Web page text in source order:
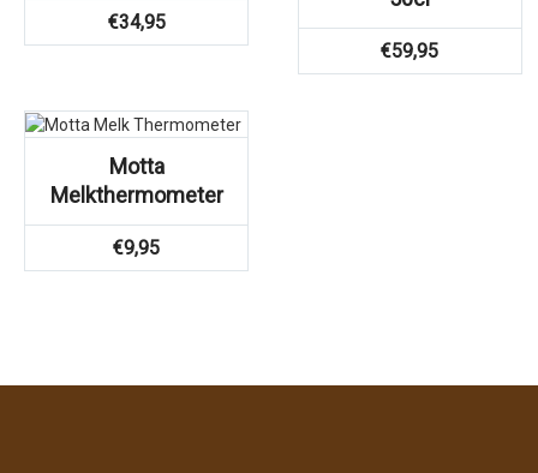
€34,95
€59,95
Motta
Melkthermometer
€9,95